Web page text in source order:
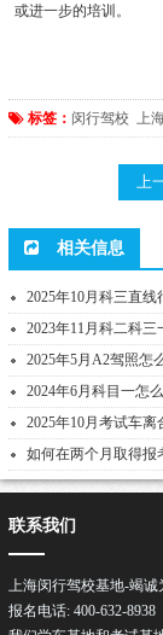
或进一步的培训。
标签： 闵行驾校 上
上
相关信息
2025年10月科三直
2023年11月科二科
2025年5月A2驾照怎
2024年6月科目一怎
2025年10月考试车
如何在两个月取得报
联系我们
上海闵行驾校基地-竭诚
报名电话: 400-632-8938